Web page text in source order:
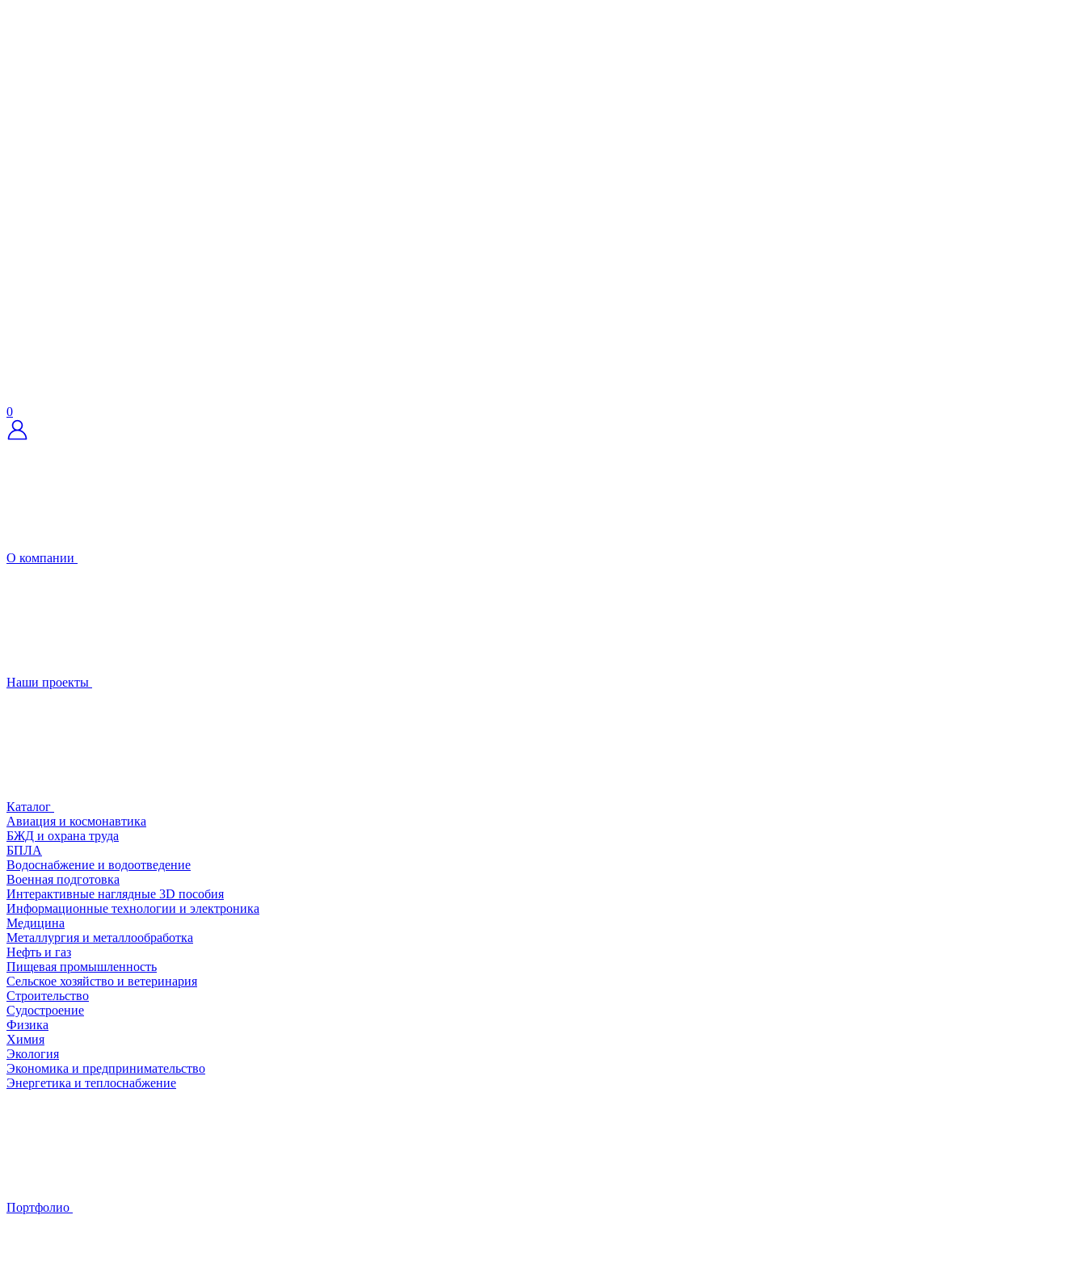
0
О компании
Наши проекты
Каталог
Авиация и космонавтика
БЖД и охрана труда
БПЛА
Водоснабжение и водоотведение
Военная подготовка
Интерактивные наглядные 3D пособия
Информационные технологии и электроника
Медицина
Металлургия и металлообработка
Нефть и газ
Пищевая промышленность
Сельское хозяйство и ветеринария
Строительство
Судостроение
Физика
Химия
Экология
Экономика и предпринимательство
Энергетика и теплоснабжение
Портфолио